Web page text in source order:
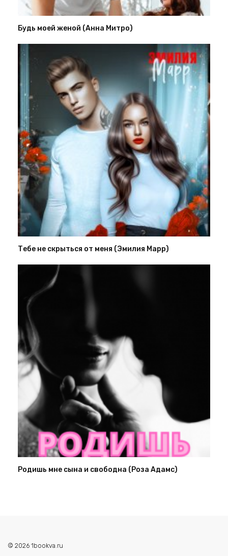
Будь моей женой (Анна Митро)
Тебе не скрыться от меня (Эмилия Марр)
Родишь мне сына и свободна (Роза Адамс)
© 2026 1bookva.ru